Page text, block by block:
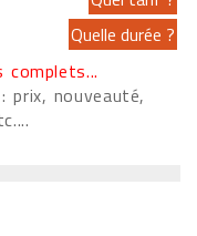
prix, nouveauté,